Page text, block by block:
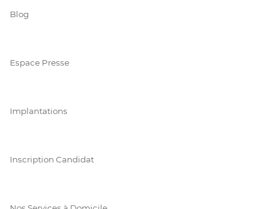
Blog
Espace Presse
Implantations
Inscription Candidat